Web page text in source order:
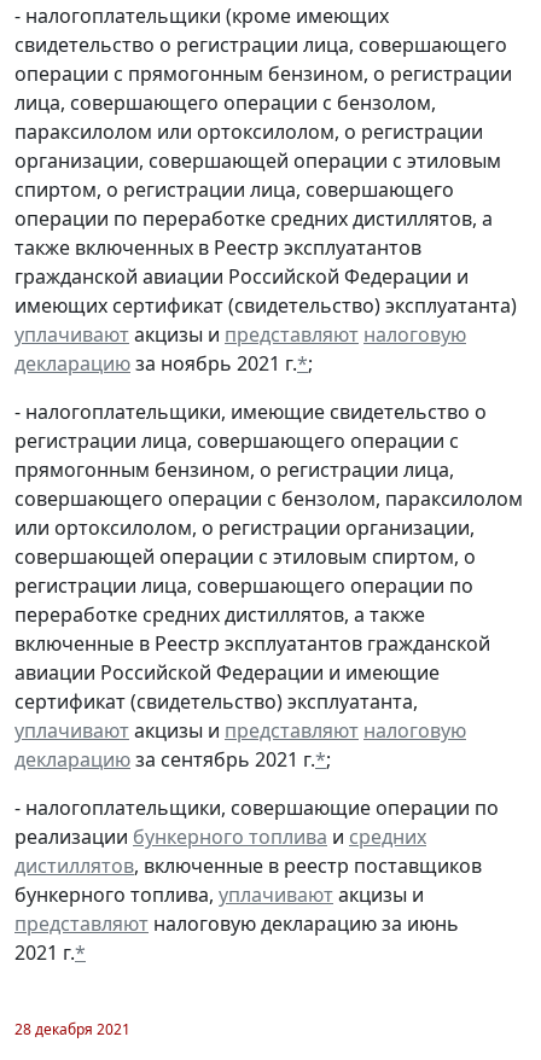
- налогоплательщики (кроме имеющих
свидетельство о регистрации лица, совершающего
операции с прямогонным бензином, о регистрации
лица, совершающего операции с бензолом,
параксилолом или ортоксилолом, о регистрации
организации, совершающей операции с этиловым
спиртом, о регистрации лица, совершающего
операции по переработке средних дистиллятов, а
также включенных в Реестр эксплуатантов
гражданской авиации Российской Федерации и
имеющих сертификат (свидетельство) эксплуатанта)
уплачиваютакцизы и представляют налоговую
декларациюза ноябрь 2021 г.*;
- налогоплательщики, имеющие свидетельство о
регистрации лица, совершающего операции с
прямогонным бензином, о регистрации лица,
совершающего операции с бензолом, параксилолом
или ортоксилолом, о регистрации организации,
совершающей операции с этиловым спиртом, о
регистрации лица, совершающего операции по
переработке средних дистиллятов, а также
включенные в Реестр эксплуатантов гражданской
авиации Российской Федерации и имеющие
сертификат (свидетельство) эксплуатанта,
уплачиваютакцизы и представляют налоговую
декларациюза сентябрь 2021 г.*;
- налогоплательщики, совершающие операции по
реализации бункерного топлива и средних
дистиллятов, включенные в реестр поставщиков
бункерного топлива, уплачиваютакцизы и
представляют налоговую декларацию за июнь
2021 г.*
28 декабря 2021